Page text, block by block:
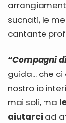
suonati, le
cantante
“Compagni
guida... che
nostro io
mai soli, ma
aiutarci ad